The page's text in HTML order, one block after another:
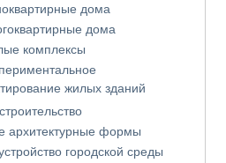
дома
дома
комплексы
жилых зданий
архитектурные формы
городской среды